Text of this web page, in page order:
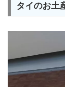
タイのお土